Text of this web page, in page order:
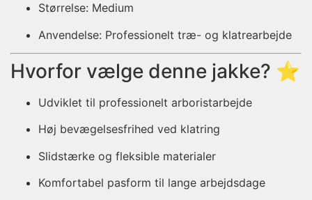
Størrelse: Medium
Anvendelse: Professionelt træ- og klatrearbejde
Hvorfor vælge denne jakke? ⭐
Udviklet til professionelt arboristarbejde
Høj bevægelsesfrihed ved klatring
Slidstærke og fleksible materialer
Komfortabel pasform til lange arbejdsdage